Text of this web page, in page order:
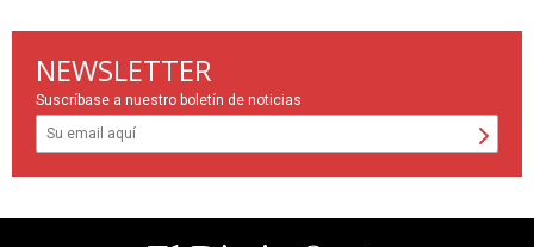
NEWSLETTER
Suscríbase a nuestro boletín de noticias